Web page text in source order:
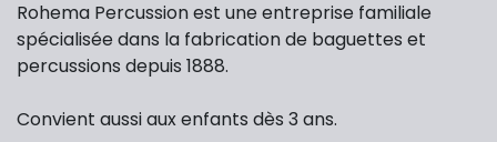
Rohema Percussion est une entreprise familiale
spécialisée dans la fabrication de baguettes et
percussions depuis 1888.
Convient aussi aux enfants dès 3 ans.